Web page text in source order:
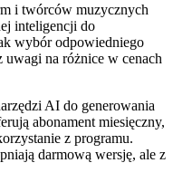
i twórców muzycznych
inteligencji do
wybór odpowiedniego
uwagi na różnice w cenach
AI do generowania
abonament miesięczny,
z programu.
darmową wersję, ale z